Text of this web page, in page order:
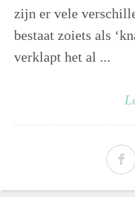
zijn er vele
bestaat zoiets als
verklapt het al ...